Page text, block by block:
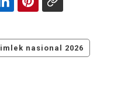
imlek nasional 2026